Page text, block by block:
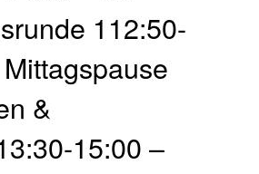
112:50-
&
15:00 –